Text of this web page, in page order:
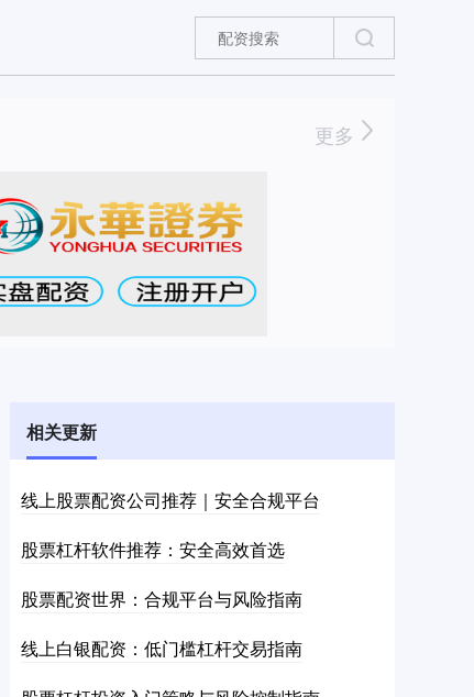
更多
相关更新
线上股票配资公司推荐｜安全合规平台
股票杠杆软件推荐：安全高效首选
股票配资世界：合规平台与风险指南
线上白银配资：低门槛杠杆交易指南